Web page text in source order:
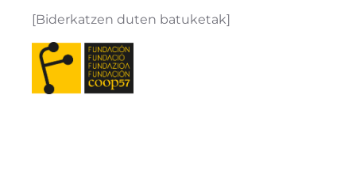
[Biderkatzen duten batuketak]